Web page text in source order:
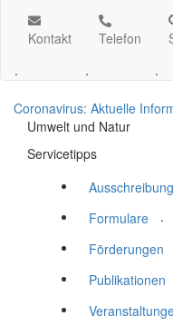
Kontakt
.
Telefon
.
.
Coronavirus: Aktuelle
Umwelt und Natur
Servicetipps
Formulare
.
Förderungen
Publikationen